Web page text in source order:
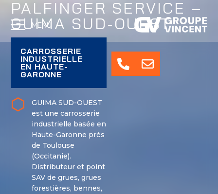
MENU
PALFINGER SERVICE –
GUIMA SUD-OUEST
CARROSSERIE
INDUSTRIELLE
EN HAUTE-
GARONNE
GUIMA SUD-OUEST
est une carrosserie
industrielle basée en
Haute-Garonne près
de Toulouse
(Occitanie).
Distributeur et point
SAV de grues, grues
forestières, bennes,